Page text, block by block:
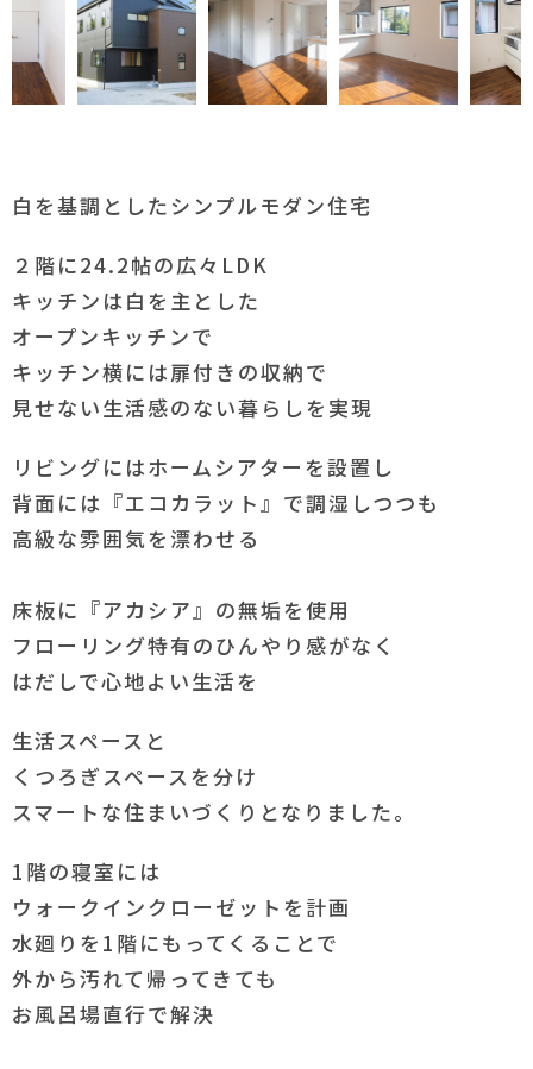
白を基調としたシンプルモダン住宅
２階に24.2帖の広々LDK
キッチンは白を主とした
オープンキッチンで
キッチン横には扉付きの収納で
見せない生活感のない暮らしを実現
リビングにはホームシアターを設置し
背面には『エコカラット』で調湿しつつも
高級な雰囲気を漂わせる
床板に『アカシア』の無垢を使用
フローリング特有のひんやり感がなく
はだしで心地よい生活を
生活スペースと
くつろぎスペースを分け
スマートな住まいづくりとなりました。
1階の寝室には
ウォークインクローゼットを計画
水廻りを1階にもってくることで
外から汚れて帰ってきても
お風呂場直行で解決